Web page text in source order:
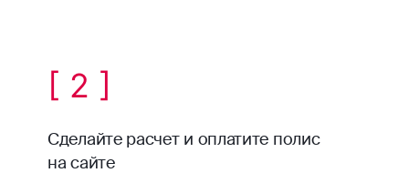
[ 2 ]
Сделайте расчет и оплатите полис
на сайте